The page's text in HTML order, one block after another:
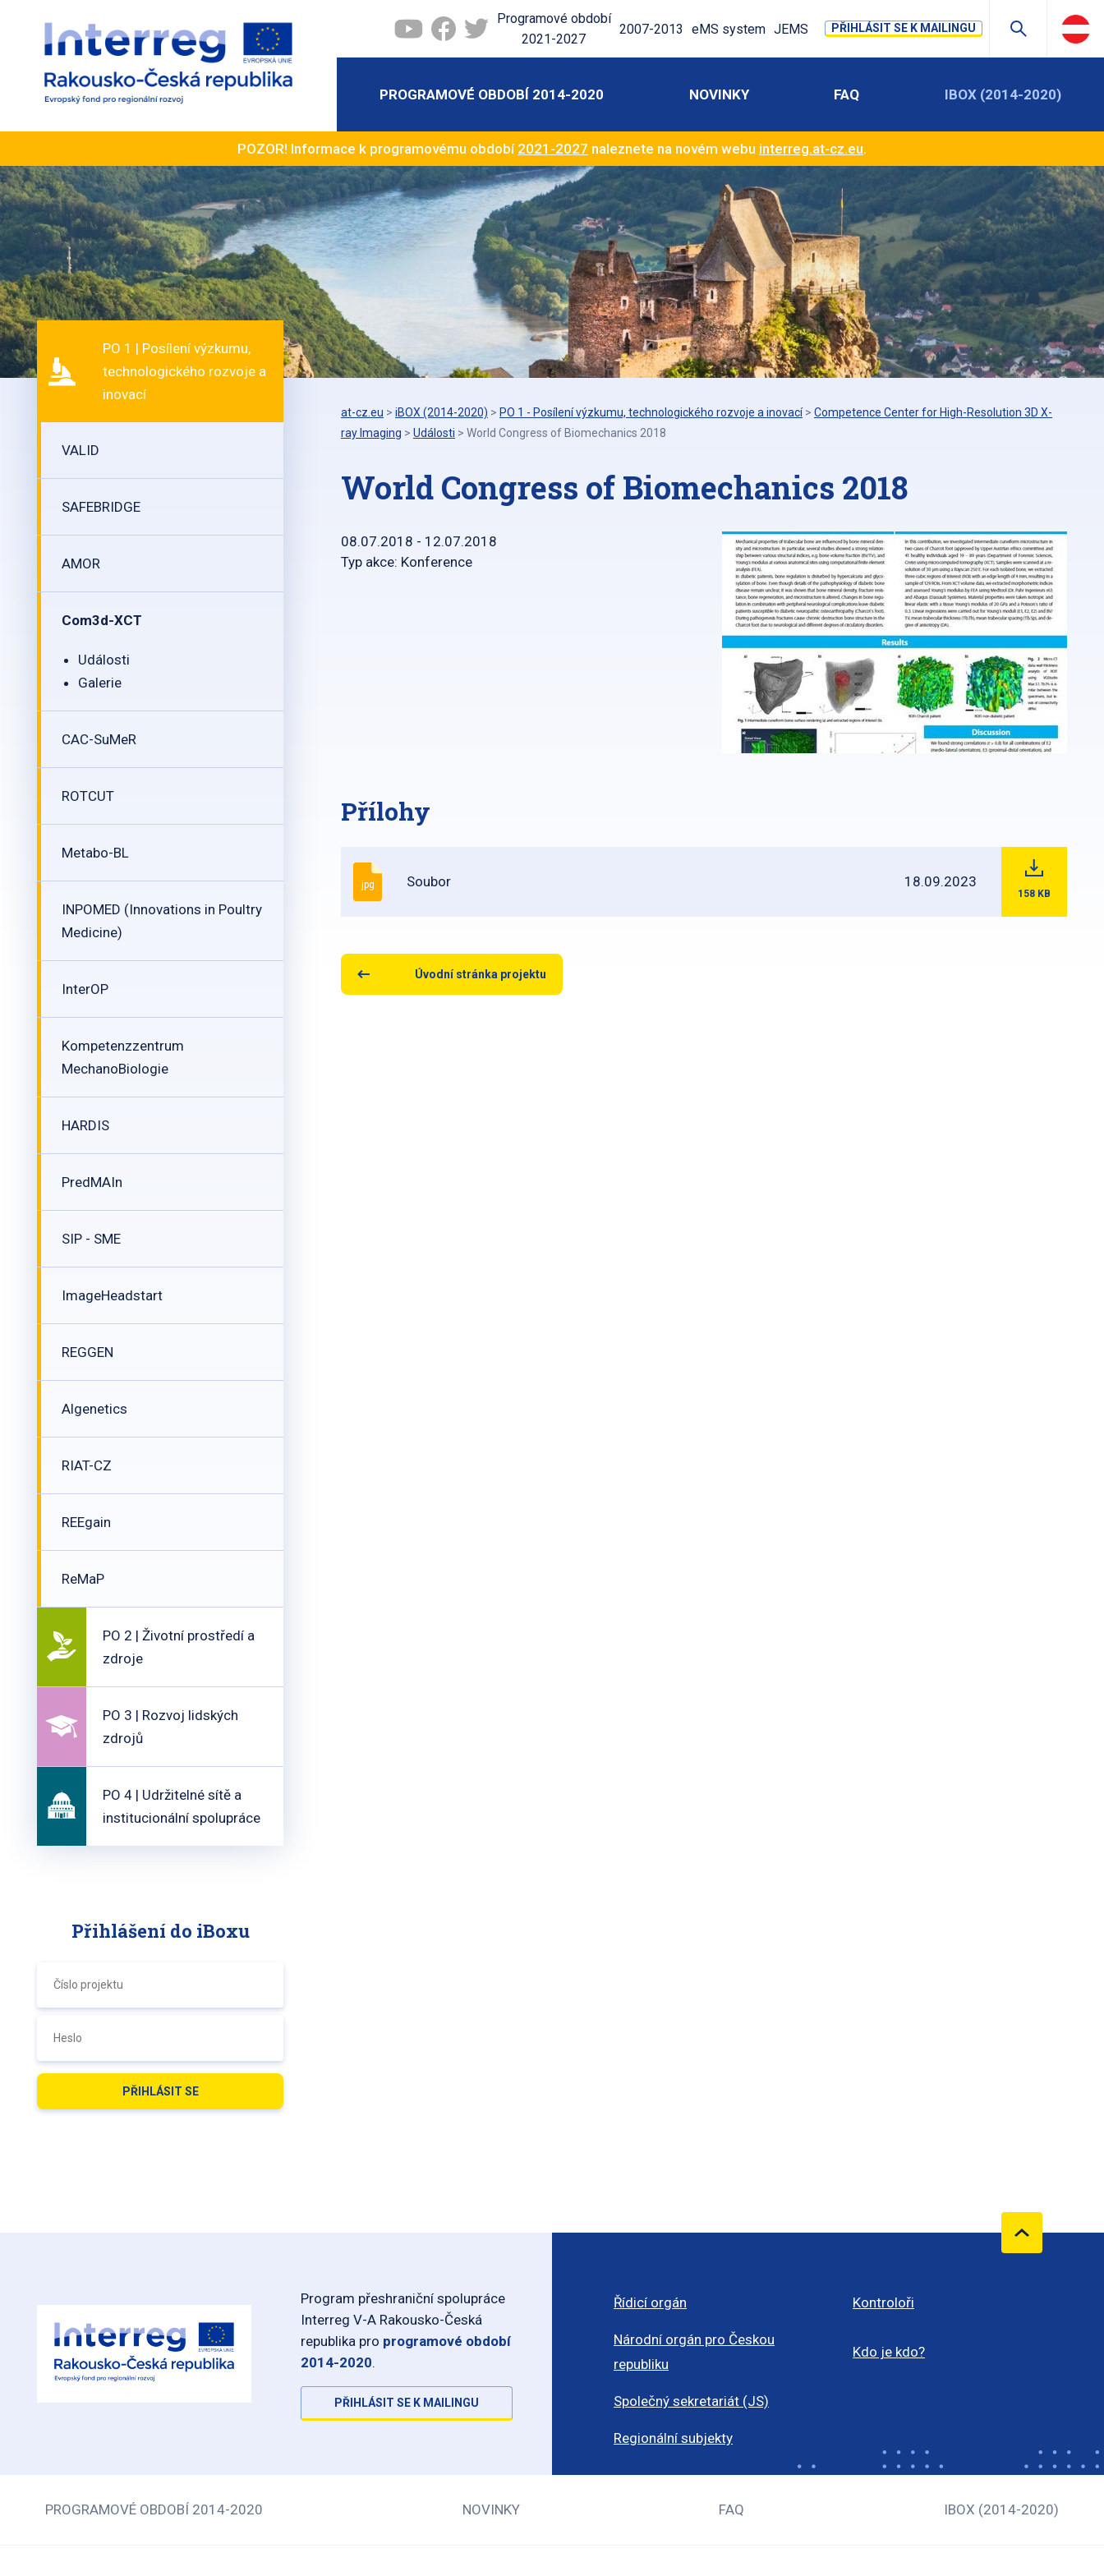
Programové období
2021-2027
2007-2013 eMS system JEMS PŘIHLÁSIT SE K MAILINGU
PROGRAMOVÉ OBDOBÍ 2014-2020 NOVINKY FAQ IBOX (2014-2020)
POZOR! Informace k programovému období 2021-2027 naleznete na novém webu interreg.at-cz.eu.
PO 1 | Posílení výzkumu,
technologického rozvoje a
inovací
VALID
SAFEBRIDGE
AMOR
Com3d-XCT
Události
Galerie
CAC-SuMeR
ROTCUT
Metabo-BL
INPOMED (Innovations in Poultry
Medicine)
InterOP
Kompetenzzentrum
MechanoBiologie
HARDIS
PredMAIn
SIP - SME
ImageHeadstart
REGGEN
Algenetics
RIAT-CZ
REEgain
ReMaP
PO 2 | Životní prostředí a
zdroje
PO 3 | Rozvoj lidských
zdrojů
PO 4 | Udržitelné sítě a
institucionální spolupráce
Přihlášení do iBoxu
at-cz.eu > iBOX (2014-2020) > PO 1 - Posílení výzkumu, technologického rozvoje a inovací > Competence Center for High-Resolution 3D X-
ray Imaging > Události > World Congress of Biomechanics 2018
World Congress of Biomechanics 2018
08.07.2018 - 12.07.2018
Typ akce: Konference
Přílohy
jpg Soubor 18.09.2023
158 KB
Úvodní stránka projektu
Program přeshraniční spolupráce
Interreg V-A Rakousko-Česká
republika pro programové období
2014-2020.
PŘIHLÁSIT SE K MAILINGU
Řídicí orgán
Národní orgán pro Českou
republiku
Společný sekretariát (JS)
Regionální subjekty
Kontroloři
Kdo je kdo?
PROGRAMOVÉ OBDOBÍ 2014-2020 NOVINKY FAQ IBOX (2014-2020)